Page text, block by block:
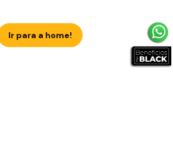
Ir para a home!